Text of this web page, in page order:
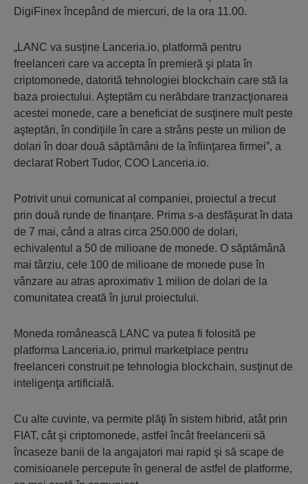
DigiFinex începând de miercuri, de la ora 11.00.
„LANC va susţine Lanceria.io, platformă pentru
freelanceri care va accepta în premieră şi plata în
criptomonede, datorită tehnologiei blockchain care stă la
baza proiectului. Aşteptăm cu nerăbdare tranzacţionarea
acestei monede, care a beneficiat de susţinere mult peste
aşteptări, în condiţiile în care a strâns peste un milion de
dolari în doar două săptămâni de la înfiinţarea firmei”, a
declarat Robert Tudor, COO Lanceria.io.
Potrivit unui comunicat al companiei, proiectul a trecut
prin două runde de finanţare. Prima s-a desfăşurat în data
de 7 mai, când a atras circa 250.000 de dolari,
echivalentul a 50 de milioane de monede. O săptămână
mai târziu, cele 100 de milioane de monede puse în
vânzare au atras aproximativ 1 milion de dolari de la
comunitatea creată în jurul proiectului.
Moneda românească LANC va putea fi folosită pe
platforma Lanceria.io, primul marketplace pentru
freelanceri construit pe tehnologia blockchain, susţinut de
inteligenţa artificială.
Cu alte cuvinte, va permite plăţi în sistem hibrid, atât prin
FIAT, cât şi criptomonede, astfel încât freelancerii să
încaseze banii de la angajatori mai rapid şi să scape de
comisioanele percepute în general de astfel de platforme,